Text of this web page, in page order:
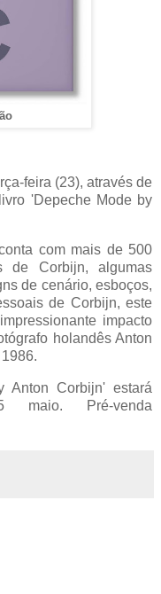
feira (23), através de
'Depeche Mode by
com mais de 500
de Corbijn, algumas
de cenário, esboços,
de Corbijn, este
impacto
holandês Anton
Anton Corbijn' estará
Pré-venda